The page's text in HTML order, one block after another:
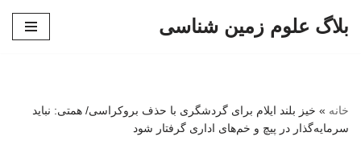
بلاگ علوم زمین شناسی
خانه » خیز بلند ایلام برای گردشگری با حذف بروکراسی/ همتی: نباید
سرمایه‌گذار در پیچ و خم‌های اداری گرفتار شود